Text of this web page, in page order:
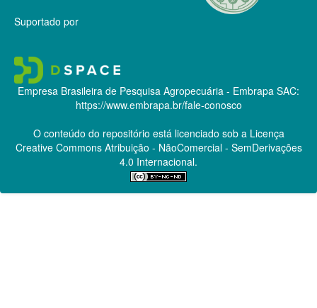
Suportado por
Empresa Brasileira de Pesquisa Agropecuária - Embrapa SAC:
https://www.embrapa.br/fale-conosco
O conteúdo do repositório está licenciado sob a Licença
Creative CommonsAtribuição - NãoComercial - SemDerivações
4.0 Internacional.